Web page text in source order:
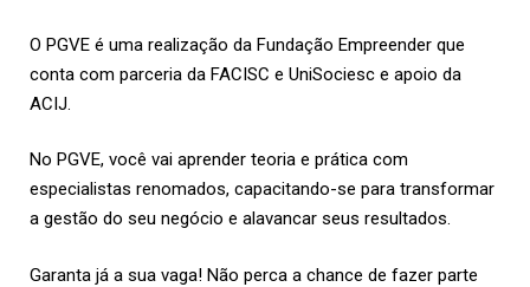
O PGVE é uma realização da Fundação Empreender que
conta com parceria da FACISC e UniSociesc e apoio da
ACIJ
No PGVE, você vai aprender teoria e prática com
especialistas renomados, capacitando-se para transformar
a gestão do seu negócio e alavancar seus resultados.
Garanta já a sua vaga! Não perca a chance de fazer parte